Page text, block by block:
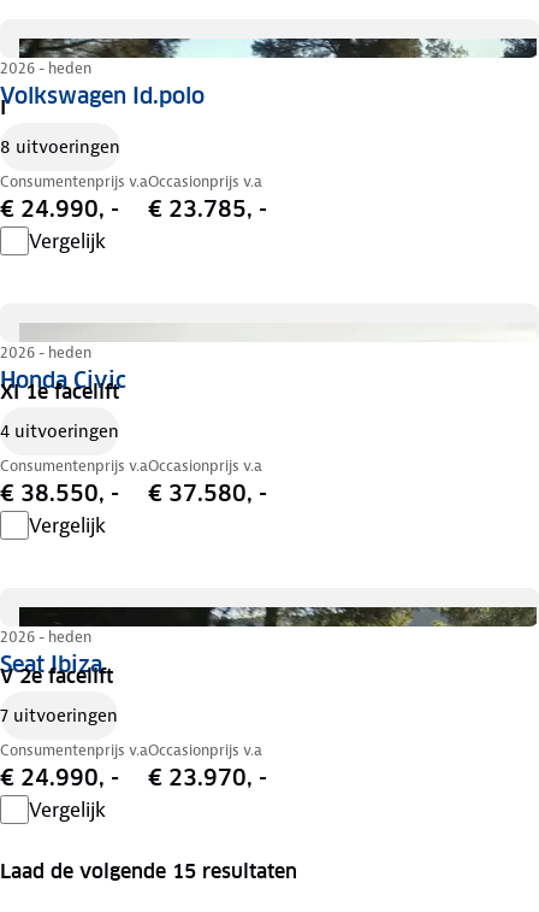
Volkswagen Id.polo
2026 - heden
I
8 uitvoeringen
Consumentenprijs v.a
€ 24.990, -
Occasionprijs v.a
€ 23.785, -
Vergelijk
Honda Civic
2026 - heden
XI 1e facelift
4 uitvoeringen
Consumentenprijs v.a
€ 38.550, -
Occasionprijs v.a
€ 37.580, -
Vergelijk
Seat Ibiza
2026 - heden
V 2e facelift
7 uitvoeringen
Consumentenprijs v.a
€ 24.990, -
Occasionprijs v.a
€ 23.970, -
Vergelijk
Laad de volgende 15 resultaten